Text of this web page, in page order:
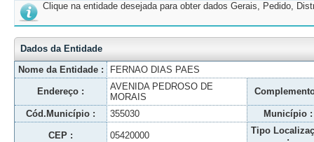
Clique na entidade desejada para obter dados Gerais, Pedido,
Dados da Entidade
Nome da Entidade :
FERNAO DIAS PAES
Endereço :
AVENIDA PEDROSO DE
MORAIS
Cód.Município : 355030 Município :
CEP : 05420000
Tipo